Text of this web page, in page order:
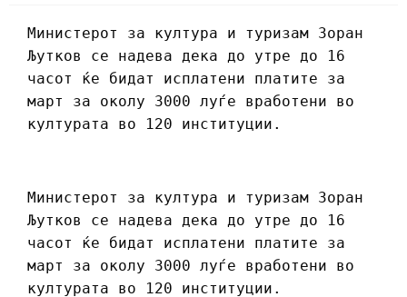
Министерот за култура и туризам Зоран
Љутков се надева дека до утре до 16
часот ќе бидат исплатени платите за
март за околу 3000 луѓе вработени во
културата во 120 институции.
Министерот за култура и туризам Зоран
Љутков се надева дека до утре до 16
часот ќе бидат исплатени платите за
март за околу 3000 луѓе вработени во
културата во 120 институции.